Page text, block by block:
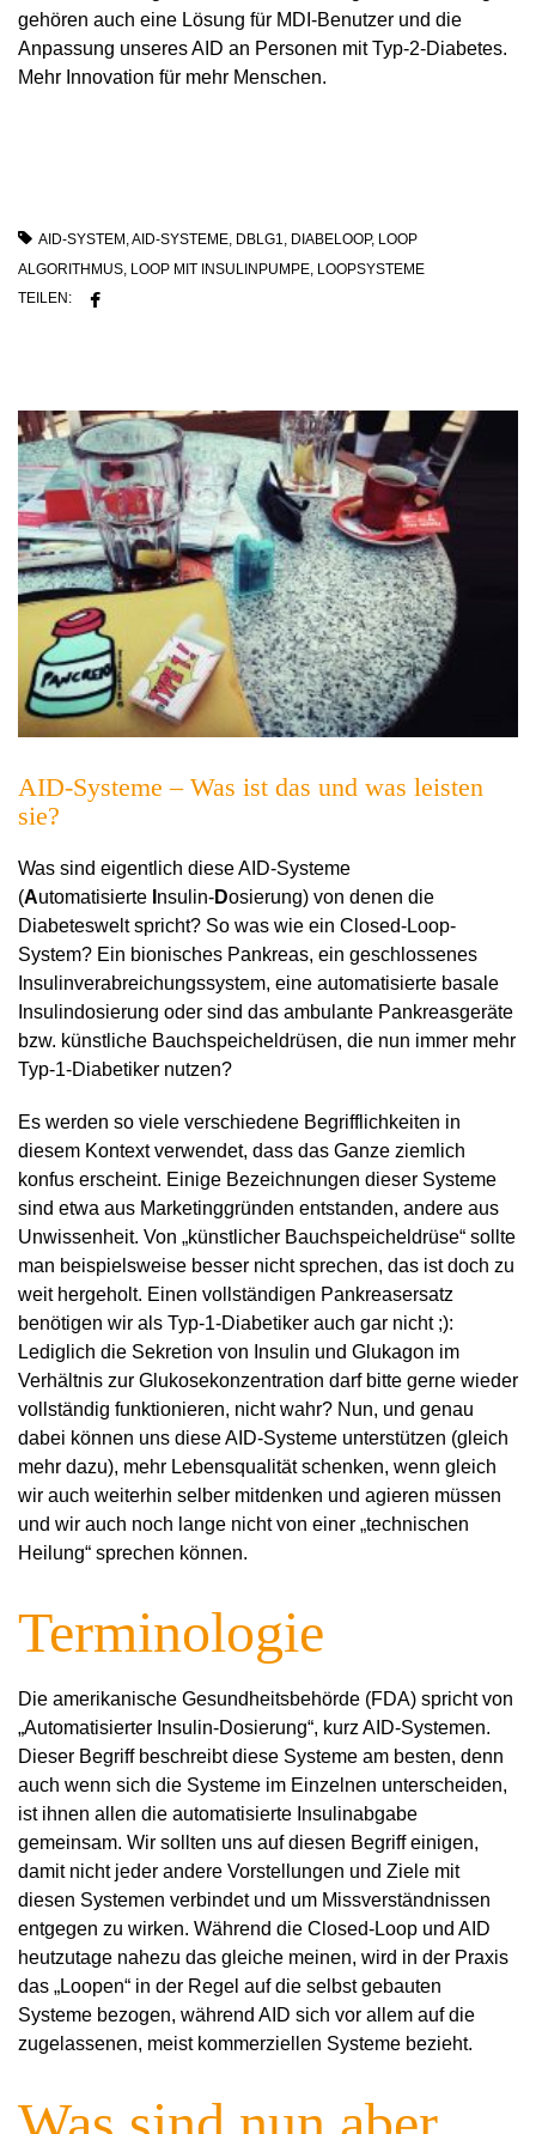
gehören auch eine Lösung für MDI-Benutzer und die
Anpassung unseres AID an Personen mit Typ-2-Diabetes.
Mehr Innovation für mehr Menschen.
AID-SYSTEM AID-SYSTEME DBLG1 DIABELOOP, LOOP
ALGORITHMUS LOOP MIT INSULINPUMPE LOOPSYSTEME
TEILEN:
AID-Systeme – Was ist das und was leisten
sie?
Was sind eigentlich diese AID-Systeme
(Automatisierte nsulin-Dosierung) von denen die
Diabeteswelt spricht? So was wie ein Closed-Loop-
System? Ein bionisches Pankreas, ein geschlossenes
Insulinverabreichungssystem, eine automatisierte basale
Insulindosierung oder sind das ambulante Pankreasgeräte
bzw. künstliche Bauchspeicheldrüsen, die nun immer mehr
Typ-1-Diabetiker nutzen?
Es werden so viele verschiedene Begrifflichkeiten in
diesem Kontext verwendet, dass das Ganze ziemlich
konfus erscheint. Einige Bezeichnungen dieser Systeme
sind etwa aus Marketinggründen entstanden, andere aus
Unwissenheit. Von „künstlicher Bauchspeicheldrüse“ sollte
man beispielsweise besser nicht sprechen, das ist doch zu
weit hergeholt. Einen vollständigen Pankreasersatz
benötigen wir als Typ-1-Diabetiker auch gar nicht ;):
Lediglich die Sekretion von Insulin und Glukagon im
Verhältnis zur Glukosekonzentration darf bitte gerne wieder
vollständig funktionieren, nicht wahr? Nun, und genau
dabei können uns diese AID-Systeme unterstützen (gleich
mehr dazu), mehr Lebensqualität schenken, wenn gleich
wir auch weiterhin selber mitdenken und agieren müssen
und wir auch noch lange nicht von einer „technischen
Heilung“ sprechen können.
Terminologie
Die amerikanische Gesundheitsbehörde (FDA) spricht von
„Automatisierter Insulin-Dosierung“, kurz AID-Systemen.
Dieser Begriff beschreibt diese Systeme am besten, denn
auch wenn sich die Systeme im Einzelnen unterscheiden,
ist ihnen allen die automatisierte Insulinabgabe
gemeinsam. Wir sollten uns auf diesen Begriff einigen,
damit nicht jeder andere Vorstellungen und Ziele mit
diesen Systemen verbindet und um Missverständnissen
entgegen zu wirken. Während die Closed-Loop und AID
heutzutage nahezu das gleiche meinen, wird in der Praxis
das „Loopen“ in der Regel auf die selbst gebauten
Systeme bezogen, während AID sich vor allem auf die
zugelassenen, meist kommerziellen Systeme bezieht.